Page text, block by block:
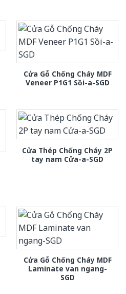
Cửa Gỗ Chống Cháy MDF
Veneer P1G1 Sồi-a-SGD
Cửa Thép Chống Cháy 2P
tay nam Cửa-a-SGD
Cửa Gỗ Chống Cháy MDF
Laminate van ngang-
SGD